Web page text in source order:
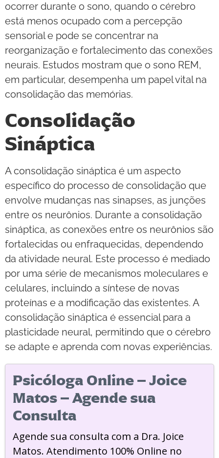
ocorrer durante o sono, quando o cérebro
está menos ocupado com a percepção
sensorial e pode se concentrar na
reorganização e fortalecimento das conexões
neurais. Estudos mostram que o sono REM,
em particular, desempenha um papel vital na
consolidação das memórias.
Consolidação
Sináptica
A consolidação sináptica é um aspecto
específico do processo de consolidação que
envolve mudanças nas sinapses, as junções
entre os neurônios. Durante a consolidação
sináptica, as conexões entre os neurônios são
fortalecidas ou enfraquecidas, dependendo
da atividade neural. Este processo é mediado
por uma série de mecanismos moleculares e
celulares, incluindo a síntese de novas
proteínas e a modificação das existentes. A
consolidação sináptica é essencial para a
plasticidade neural, permitindo que o cérebro
se adapte e aprenda com novas experiências.
Psicóloga Online – Joice
Matos – Agende sua
Consulta
Agende sua consulta com a Dra. Joice
Matos. Atendimento 100% Online no